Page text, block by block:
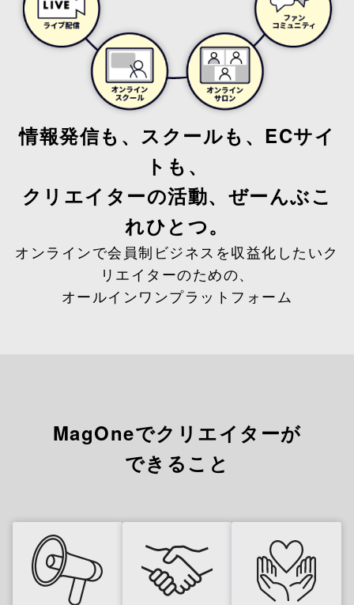
情報発信も、スクールも、ECサイ
トも、
クリエイターの活動、ぜーんぶこ
れひとつ。
オンラインで会員制ビジネスを収益化したいク
リエイターのための、
オールインワンプラットフォーム
MagOneでクリエイターが
できること